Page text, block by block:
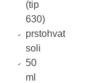
(tip
630)
prstohvat
soli
50
ml